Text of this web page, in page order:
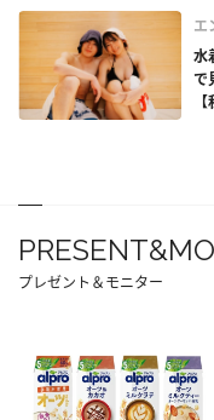
エ
水
で
プレゼント＆モニター